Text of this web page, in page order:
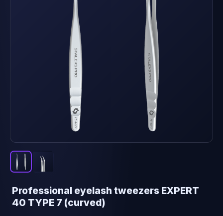
Professional eyelash tweezers EXPERT
40 TYPE 7 (curved)